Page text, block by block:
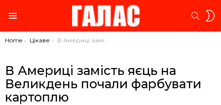
You are here:
Home Цікаве В Америці замість яєць на Великдень почали фарбувати картоплю
В Америці замість яєць на
Великдень почали фарбувати
картоплю